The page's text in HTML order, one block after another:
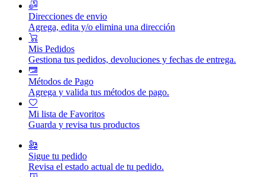
Direcciones de envio
Agrega, edita y/o elimina una dirección
Mis Pedidos
Gestiona tus pedidos, devoluciones y fechas de entrega.
Métodos de Pago
Agrega y valida tus métodos de pago.
Mi lista de Favoritos
Guarda y revisa tus productos
Sigue tu pedido
Revisa el estado actual de tu pedido.